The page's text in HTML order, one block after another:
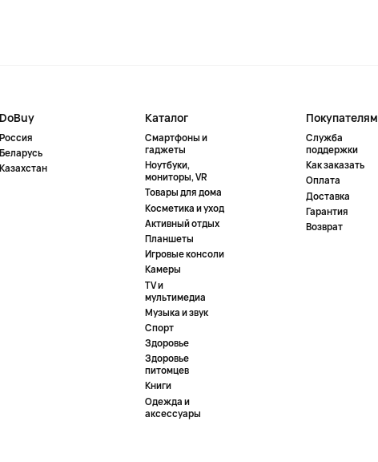
DoBuy
Россия
Беларусь
Казахстан
Каталог
Смартфоны и
гаджеты
Ноутбуки,
мониторы, VR
Товары для дома
Косметика и уход
Активный отдых
Планшеты
Игровые консоли
Камеры
TV и
мультимедиа
Музыка и звук
Спорт
Здоровье
Здоровье
питомцев
Книги
Одежда и
аксессуары
Покупателям
Служба
поддержки
Как заказать
Оплата
Доставка
Гарантия
Возврат